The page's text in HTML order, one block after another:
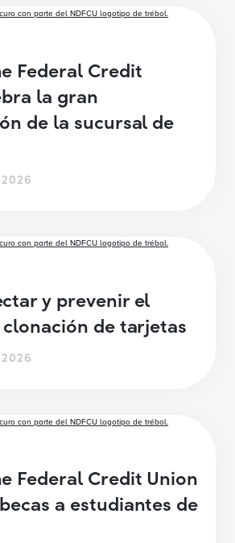
Federal Credit
la gran
de la sucursal de
y prevenir el
de tarjetas
Federal Credit Union
a estudiantes de